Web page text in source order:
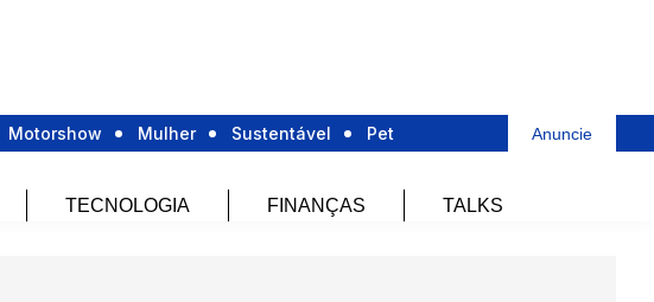
Motorshow Mulher Sustentável Pet Anuncie
TECNOLOGIA FINANÇAS TALKS